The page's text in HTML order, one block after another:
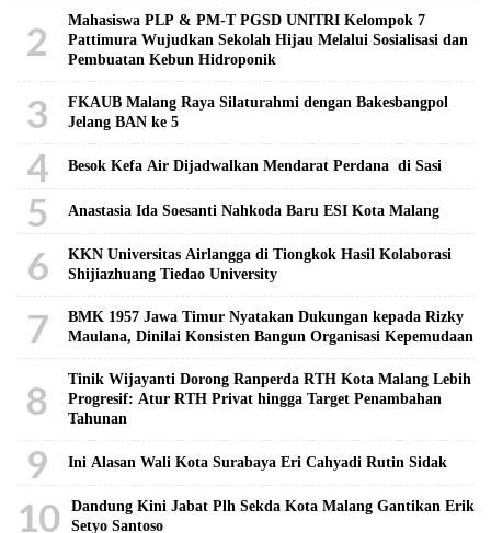
2
Mahasiswa PLP & PM-T PGSD UNITRI Kelompok 7
Pattimura Wujudkan Sekolah Hijau Melalui Sosialisasi dan
Pembuatan Kebun Hidroponik
3
FKAUB Malang Raya Silaturahmi dengan Bakesbangpol
Jelang BAN ke 5
4 Besok Kefa Air Dijadwalkan Mendarat Perdana di Sasi
5 Anastasia Ida Soesanti Nahkoda Baru ESI Kota Malang
6
KKN Universitas Airlangga di Tiongkok Hasil Kolaborasi ​
Shijiazhuang Tiedao University
7
BMK 1957 Jawa Timur Nyatakan Dukungan kepada Rizky
Maulana, Dinilai Konsisten Bangun Organisasi Kepemudaan
8
Tinik Wijayanti Dorong Ranperda RTH Kota Malang Lebih
Progresif: Atur RTH Privat hingga Target Penambahan
Tahunan
9 Ini Alasan Wali Kota Surabaya Eri Cahyadi Rutin Sidak
10
Dandung Kini Jabat Plh Sekda Kota Malang Gantikan Erik
Setyo Santoso